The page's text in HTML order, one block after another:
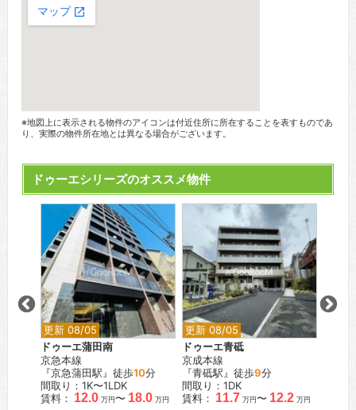
※地図上に表示される物件のアイコンは付近住所に所在することを表すものであ
り、実際の物件所在地とは異なる場合がございます。
ドゥーエシリーズのオススメ物件
更新 08/05
ドゥーエ蒲田南
京急本線
『京急蒲田駅』徒歩10分
間取り：1K〜1LDK
賃料： 12.0 万円〜 18.0 万円
更新 08/05
ドゥーエ青砥
京成本線
『青砥駅』徒歩9分
間取り：1DK
賃料： 11.7 万円〜 12.2 万円